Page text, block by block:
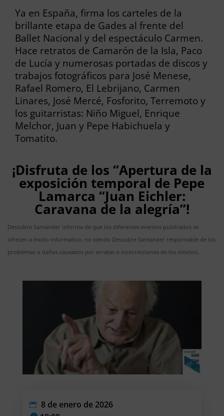
Ya en España, firma los carteles de la
brillante etapa de Gades al frente del
Ballet Nacional y del espectáculo Carmen.
Hace retratos de Camarón de la Isla, Paco
de Lucía y numerosas portadas de discos y
trabajos fotográficos para José Menese,
Rafael Romero, El Lebrijano, Carmen
Linares, José Mercé, Fosforito, Terremoto y
los guitarristas: Niño Miguel, Enrique
Melchor, Juan y Pepe Habichuela y
Tomatito.
¡Disfruta de los “Apertura de la
exposición temporal de Pepe
Lamarca “Juan Eichler:
Caravana de la alegría”!
Descubre Santander informa de que los diferentes eventos publicados se
ofrecen a modo informativo, no siendo Descubre Santander responsable de los
problemas o daños causados por erratas o incorrecciones de los mismos.
8 de enero de 2026